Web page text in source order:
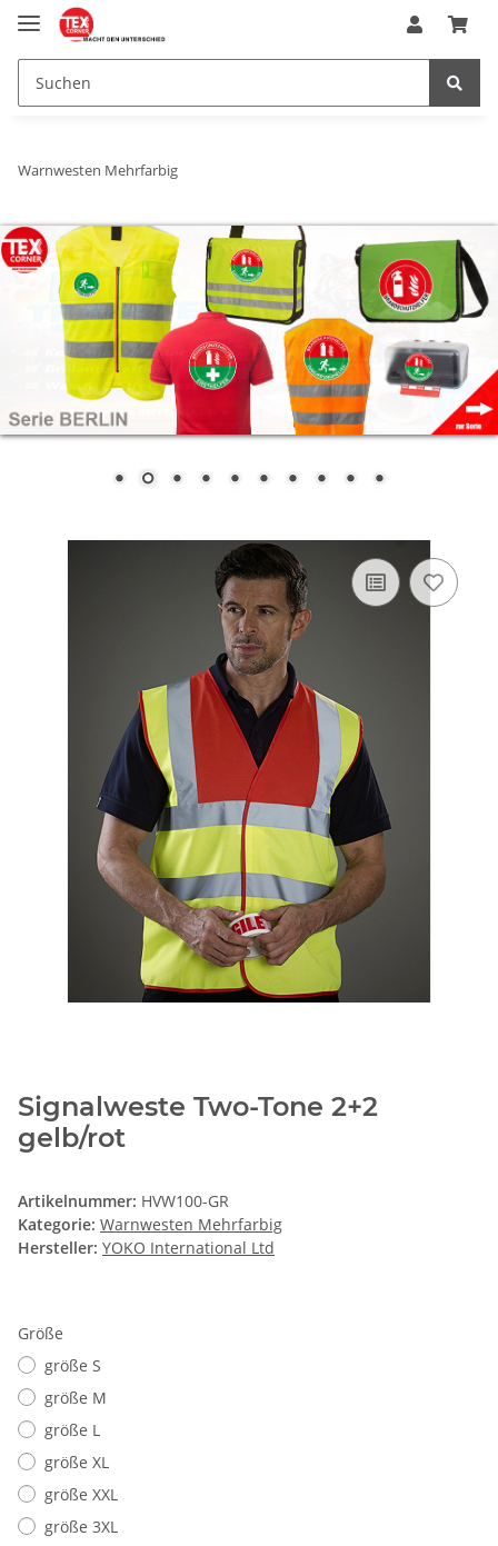
Warnwesten Mehrfarbig
Signalweste Two-Tone 2+2
gelb/rot
Artikelnummer: HVW100-GR
Kategorie: Warnwesten Mehrfarbig
Hersteller: YOKO International Ltd
Größe
größe S
größe M
größe L
größe XL
größe XXL
größe 3XL